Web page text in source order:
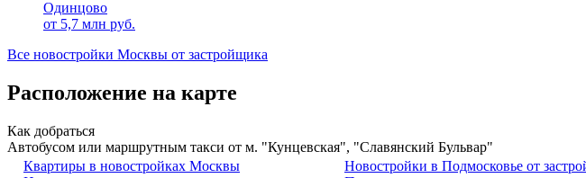
Одинцово
от 5,7 млн руб.
Все новостройки Москвы от застройщика
Расположение на карте
Как добраться
Автобусом или маршрутным такси от м. "Кунцевская", "Славянский Бульвар"
Квартиры в новостройках Москвы
Новостройки в Подмосковье от